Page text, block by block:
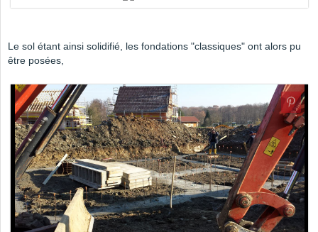
Le sol étant ainsi solidifié, les fondations "classiques" ont alors pu
être posées,